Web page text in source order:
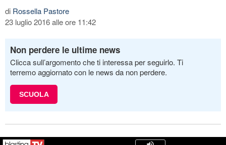
di Rossella Pastore
23 luglio 2016 alle ore 11:42
Non perdere le ultime news
Clicca sull’argomento che ti interessa per seguirlo. Ti
terremo aggiornato con le news da non perdere.
SCUOLA